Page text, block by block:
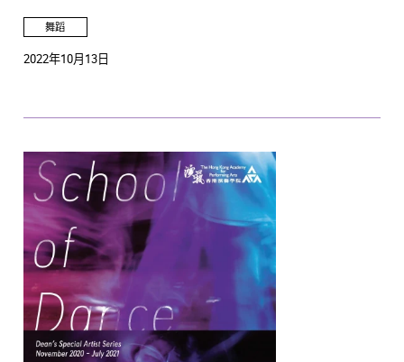
舞蹈
2022年10月13日